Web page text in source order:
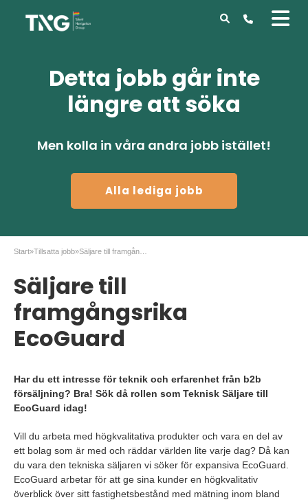
Detta jobb går inte
längre att söka
Men kolla in våra andra jobb istället!
Alla lediga jobb
Start»Tillsatta jobb»
Säljare till
framgångsrika
EcoGuard
Har du ett intresse för teknik och erfarenhet från b2b
försäljning? Bra! Sök då rollen som Teknisk Säljare till
EcoGuard idag!
Vill du arbeta med högkvalitativa produkter och vara en del av
ett bolag som är med och räddar världen lite varje dag? Då kan
du vara den tekniska säljaren vi söker för expansiva EcoGuard.
EcoGuard arbetar för att ge sina kunder en högkvalitativ
överblick över sitt fastighetsbestånd med mätning inom bland